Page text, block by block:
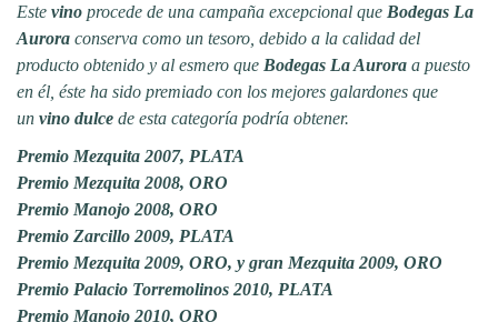
Este vino procede de una campaña excepcional que Bodegas La
Aurora conserva como un tesoro, debido a la calidad del
producto obtenido y al esmero que Bodegas La Aurora a puesto
en él, éste ha sido premiado con los mejores galardones que
un vino dulce de esta categoría podría obtener.
Premio Mezquita 2007, PLATA
Premio Mezquita 2008, ORO
Premio Manojo 2008, ORO
Premio Zarcillo 2009, PLATA
Premio Mezquita 2009, ORO, y gran Mezquita 2009, ORO
Premio Palacio Torremolinos 2010, PLATA
Premio Manojo 2010, ORO